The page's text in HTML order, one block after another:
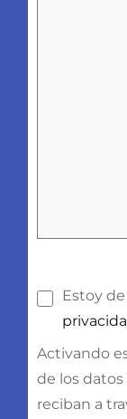
Estoy
Activando
de los
reciban a